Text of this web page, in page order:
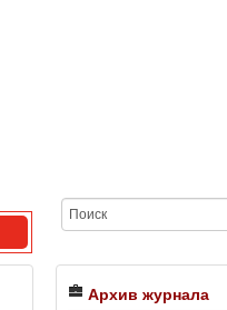
Архив журнала